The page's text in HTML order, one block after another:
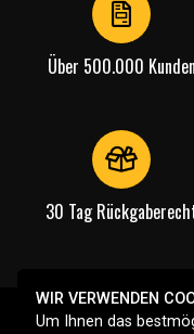
Über 500.000 Kunden
30 Tag
WIR VERWENDEN
Um Ihnen das